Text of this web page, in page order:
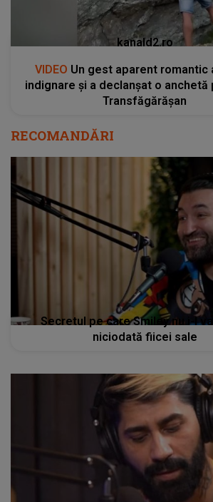
kanald2.ro
VIDEO Un gest aparent romantic
indignare și a declanșat o anchetă
Transfăgărășan
RECOMANDĂRI
Secretul pe care Smiley nu i-l
niciodată fiicei sale